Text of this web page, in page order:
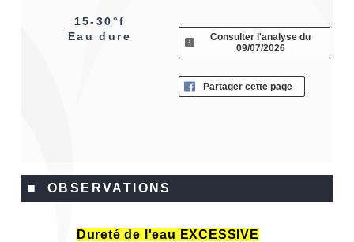
15-30°f
Eau dure
Consulter l'analyse du
09/07/2026
Partager cette page
■ OBSERVATIONS
Dureté de l'eau EXCESSIVE